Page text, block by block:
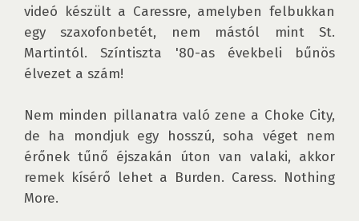
videó készült a Caressre, amelyben felbukkan
egy szaxofonbetét, nem mástól mint St.
Martintól. Színtiszta '80-as évekbeli bűnös
élvezet a szám!
Nem minden pillanatra való zene a Choke City,
de ha mondjuk egy hosszú, soha véget nem
érőnek tűnő éjszakán úton van valaki, akkor
remek kísérő lehet a Burden. Caress. Nothing
More.